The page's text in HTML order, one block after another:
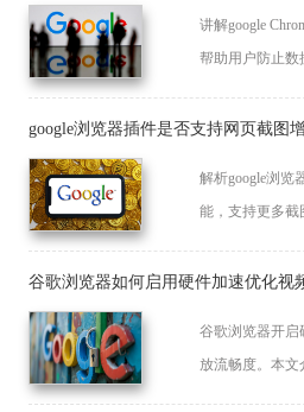
讲解google
帮助用户防止数
google浏览器插件是否支持网页截图
解析google浏览
能，支持更多截
谷歌浏览器如何启用硬件加速优化视
谷歌浏览器开启
放流畅度。本文